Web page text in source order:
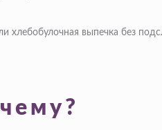
выпечка без